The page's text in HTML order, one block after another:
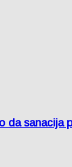
da sanacija